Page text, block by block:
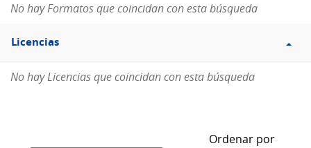
No hay Formatos que coincidan con esta búsqueda
Filtro
Licencias
Licencias
No hay Licencias que coincidan con esta búsqueda
Ordenar por